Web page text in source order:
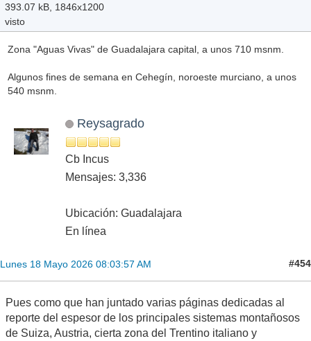
393.07 kB, 1846x1200
visto
Zona "Aguas Vivas" de Guadalajara capital, a unos 710 msnm.
Algunos fines de semana en Cehegín, noroeste murciano, a unos
540 msnm.
Reysagrado
Cb Incus
Mensajes: 3,336
Ubicación: Guadalajara
En línea
Lunes 18 Mayo 2026 08:03:57 AM #454
Pues como que han juntado varias páginas dedicadas al
reporte del espesor de los principales sistemas montañosos
de Suiza, Austria, cierta zona del Trentino italiano y